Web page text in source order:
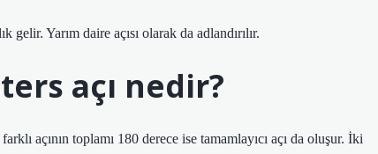
gelir. Yarım daire açısı olarak da adlandırılır.
açı nedir?
açının toplamı 180 derece ise tamamlayıcı açı da oluşur. İki